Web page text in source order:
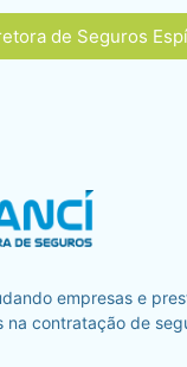
de Seguros
empresas e
na contratação de